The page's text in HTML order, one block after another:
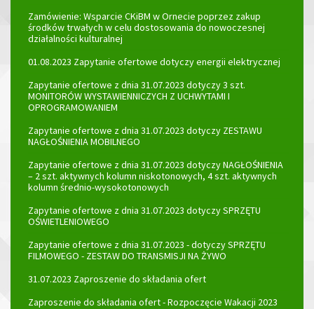
Zamówienie: Wsparcie CKiBM w Ornecie poprzez zakup
środków trwałych w celu dostosowania do nowoczesnej
działalności kulturalnej
01.08.2023 Zapytanie ofertowe dotyczy energii elektrycznej
Zapytanie ofertowe z dnia 31.07.2023 dotyczy 3 szt.
MONITORÓW WYSTAWIENNICZYCH Z UCHWYTAMI I
OPROGRAMOWANIEM
Zapytanie ofertowe z dnia 31.07.2023 dotyczy ZESTAWU
NAGŁOŚNIENIA MOBILNEGO
Zapytanie ofertowe z dnia 31.07.2023 dotyczy NAGŁOŚNIENIA
– 2 szt. aktywnych kolumn niskotonowych, 4 szt. aktywnych
kolumn średnio-wysokotonowych
Zapytanie ofertowe z dnia 31.07.2023 dotyczy SPRZĘTU
OŚWIETLENIOWEGO
Zapytanie ofertowe z dnia 31.07.2023 - dotyczy SPRZĘTU
FILMOWEGO - ZESTAW DO TRANSMISJI NA ŻYWO
31.07.2023 Zaproszenie do składania ofert
Zaproszenie do składania ofert - Rozpoczęcie Wakacji 2023